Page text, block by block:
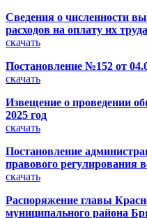
Сведения о численности
расходов на оплату их
скачать
Постановление №152 от
скачать
Извещение о проведении
2025 год
скачать
Постановление
правового регулирования
скачать
Распоряжение главы
муниципального района